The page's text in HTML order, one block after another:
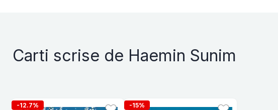
Carti scrise de Haemin Sunim
-12.7% -15%